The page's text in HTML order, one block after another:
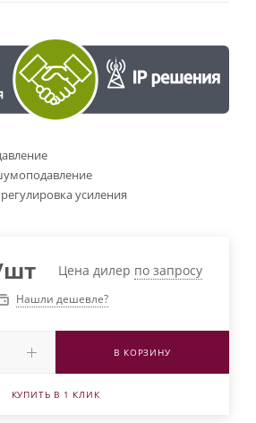
усиления
Цена дилер по запросу
Нашли дешевле?
В КОРЗИНУ
КУПИТЬ В 1 КЛИК